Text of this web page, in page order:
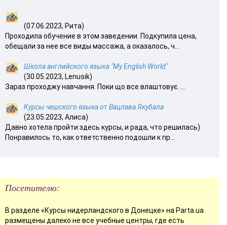
(07.06.2023, Рита)
Проходила обучение в этом заведении. Подкупила цена,
обещали за нее все виды массажа, а оказалось, ч...
Школа английского языка "My English World"
(30.05.2023, Lenusik)
Зараз проходжу навчання. Поки що все влаштовує. ...
Курсы чешского языка от Вацлава Якубала
(23.05.2023, Алиса)
Давно хотела пройти здесь курсы, и рада, что решилась)
Понравилось то, как ответственно подошли к пр...
Посетителю:
В разделе «Курсы нидерландского в Донецке» на Parta.ua
размещены далеко не все учебные центры, где есть